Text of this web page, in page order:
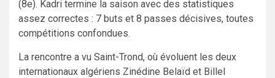
(8e). Kadri termine la saison avec des statistiques
assez correctes : 7 buts et 8 passes décisives, toutes
compétitions confondues.
La rencontre a vu Saint-Trond, où évoluent les deux
internationaux algériens Zinédine Belaïd et Billel